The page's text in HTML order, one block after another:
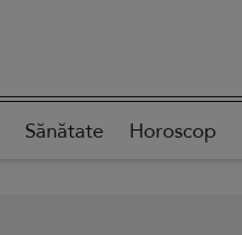
Sănătate Horoscop